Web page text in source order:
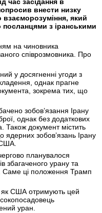
час засідання в
внести низку
який
з іранськими
на чиновника
співрозмовника. Про
у досягненні угоди з
однак прагне
зокрема тих, що
зобов’язання Ірану
однак без додаткових
Також документ містить
ядерних зобов’язань Ірану
США.
планувалося
збагаченого урану та
Саме ці положення Трамп
як США отримують цей
уран.